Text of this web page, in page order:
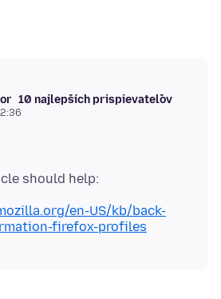
10 najlepších prispievateľov
en-US/kb/back-
firefox-profiles